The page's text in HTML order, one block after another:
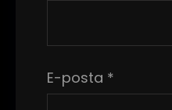
E-posta *